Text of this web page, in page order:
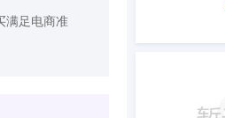
满足电商准